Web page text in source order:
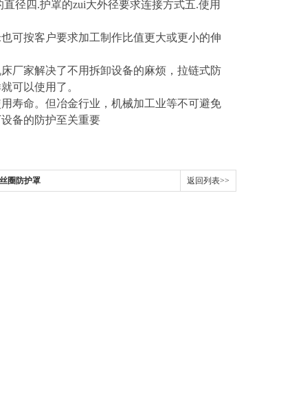
径四.护罩的zui大外径要求连接方式五.使用
可按客户要求加工制作比值更大或更小的伸
厂家解决了不用拆卸设备的麻烦，拉链式防
可以使用了。
寿命。但冶金行业，机械加工业等不可避免
备的防护至关重要
圈防护罩 返回列表>>